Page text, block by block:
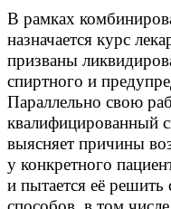
В рамках
назначается курс
призваны
спиртного и
Параллельно свою
квалифицированный
выясняет причины
у конкретного
и пытается её